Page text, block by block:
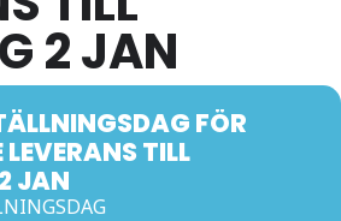
2 JAN
FÖR
TILL
JAN